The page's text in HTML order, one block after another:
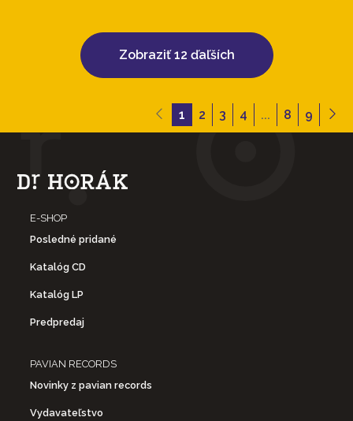
Zobraziť 12 ďaľších
1 2 3 4 ... 8 9
E-SHOP
Posledné pridané
Katalóg CD
Katalóg LP
Predpredaj
PAVIAN RECORDS
Novinky z pavian records
Vydavateľstvo